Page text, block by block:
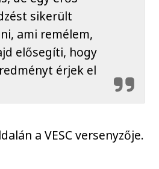
sikerült
ami remélem,
elősegíti, hogy
érjek el
a VESC versenyzője.